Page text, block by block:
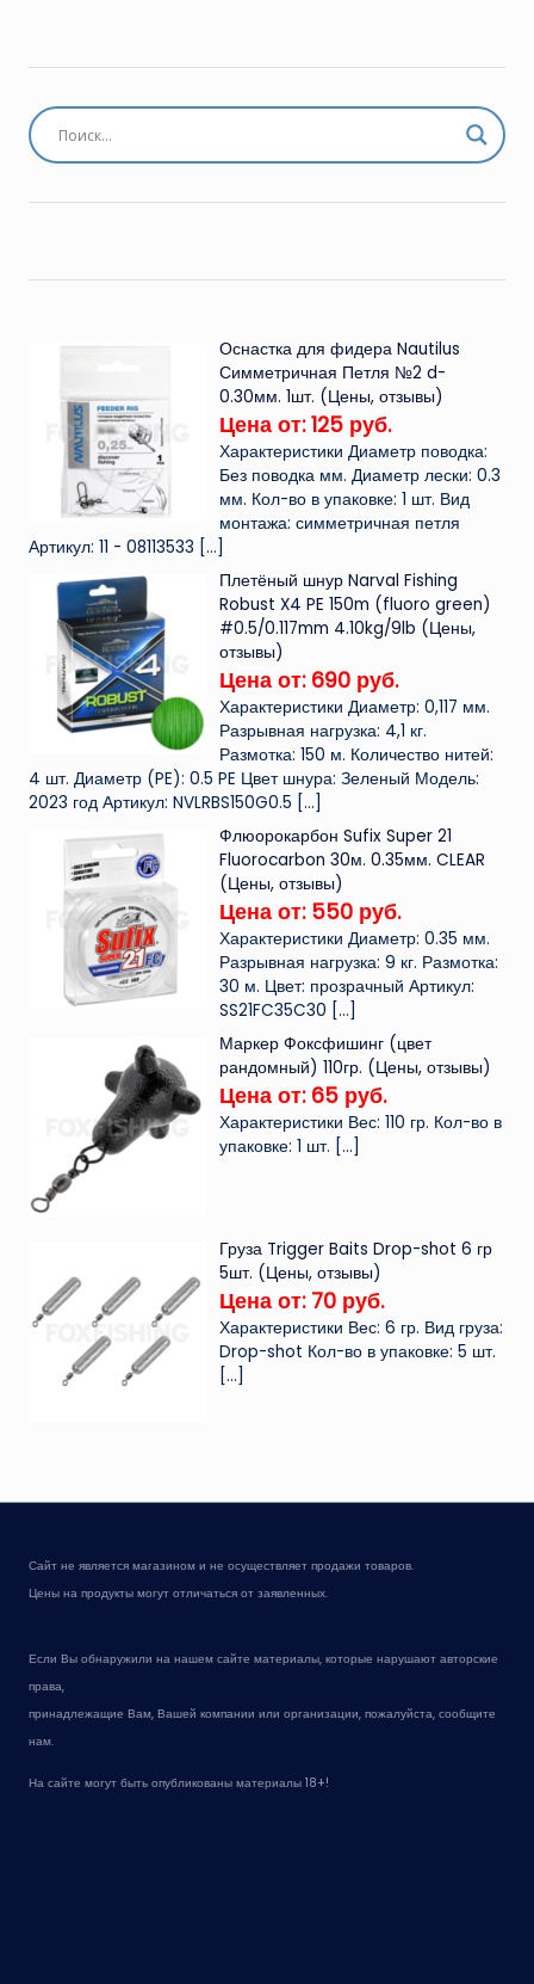
Оснастка для фидера Nautilus
Симметричная Петля №2 d-
0.30мм. 1шт. (Цены, отзывы)
Цена от: 125 руб.
Характеристики Диаметр поводка:
Без поводка мм. Диаметр лески: 0.3
мм. Кол-во в упаковке: 1 шт. Вид
монтажа: симметричная петля
Артикул: 11 - 08113533 […]
Плетёный шнур Narval Fishing
Robust X4 PE 150m (fluoro green)
#0.5/0.117mm 4.10kg/9lb (Цены,
отзывы)
Цена от: 690 руб.
Характеристики Диаметр: 0,117 мм.
Разрывная нагрузка: 4,1 кг.
Размотка: 150 м. Количество нитей:
4 шт. Диаметр (PE): 0.5 PE Цвет шнура: Зеленый Модель:
2023 год Артикул: NVLRBS150G0.5 […]
Флюорокарбон Sufix Super 21
Fluorocarbon 30м. 0.35мм. CLEAR
(Цены, отзывы)
Цена от: 550 руб.
Характеристики Диаметр: 0.35 мм.
Разрывная нагрузка: 9 кг. Размотка:
30 м. Цвет: прозрачный Артикул:
SS21FC35C30 […]
Маркер Фоксфишинг (цвет
рандомный) 110гр. (Цены, отзывы)
Цена от: 65 руб.
Характеристики Вес: 110 гр. Кол-во в
упаковке: 1 шт. […]
Груза Trigger Baits Drop-shot 6 гр
5шт. (Цены, отзывы)
Цена от: 70 руб.
Характеристики Вес: 6 гр. Вид груза:
Drop-shot Кол-во в упаковке: 5 шт.
[…]
Сайт не является магазином и не осуществляет продажи товаров.
Цены на продукты могут отличаться от заявленных.
Если Вы обнаружили на нашем сайте материалы, которые нарушают авторские
права,
принадлежащие Вам, Вашей компании или организации, пожалуйста, сообщите
нам.
На сайте могут быть опубликованы материалы 18+!